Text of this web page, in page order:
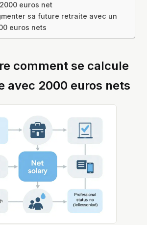
euros net
sa future retraite avec un
euros nets
comment se calcule
avec 2000 euros nets